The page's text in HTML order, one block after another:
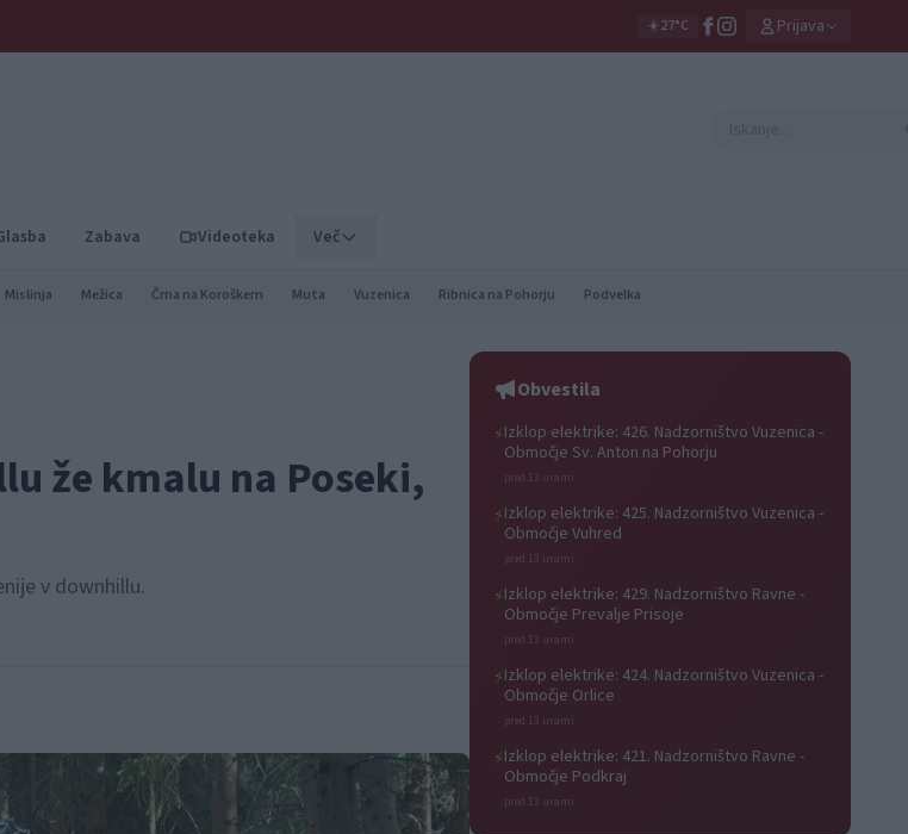
☀️27°C Prijava
Zabava Videoteka Več
Mislinja Mežica Črna na Koroškem Muta Vuzenica Ribnica na Pohorju Podvelka
že kmalu na Poseki,
v downhillu.
Obvestila
⚡Izklop elektrike: 426. Nadzorništvo Vuzenica -
Območje Sv. Anton na Pohorju
pred 13 urami
⚡Izklop elektrike: 425. Nadzorništvo Vuzenica -
Območje Vuhred
pred 13 urami
⚡Izklop elektrike: 429. Nadzorništvo Ravne -
Območje Prevalje Prisoje
pred 13 urami
⚡Izklop elektrike: 424. Nadzorništvo Vuzenica -
Območje Orlice
pred 13 urami
⚡Izklop elektrike: 421. Nadzorništvo Ravne -
Območje Podkraj
pred 13 urami